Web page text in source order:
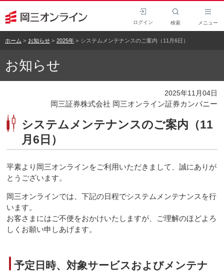
ログイン 検索 メニュー
ホーム お知らせ 2025年 システムメンテナンスのご案内（11月6日）
お知らせ
2025年11月04日
岡三証券株式会社 岡三オンライン証券カンパニー
システムメンテナンスのご案内（11
月6日）
平素より岡三オンラインをご利用いただきまして、誠にありが
とうございます。
岡三オンラインでは、下記の日程でシステムメンテナンスを行
います。
お客さまにはご不便をおかけいたしますが、ご理解のほどよろ
しくお願い申しあげます。
予定日時、対象サービスおよびメンテナ